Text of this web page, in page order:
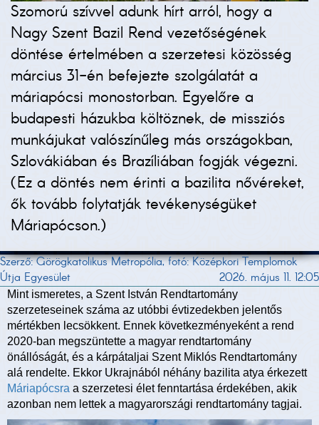
Szomorú szívvel adunk hírt arról, hogy a
Nagy Szent Bazil Rend vezetőségének
döntése értelmében a szerzetesi közösség
március 31-én befejezte szolgálatát a
máriapócsi monostorban. Egyelőre a
budapesti házukba költöznek, de missziós
munkájukat valószínűleg más országokban,
Szlovákiában és Brazíliában fogják végezni.
(Ez a döntés nem érinti a bazilita nővéreket,
ők tovább folytatják tevékenységüket
Máriapócson.)
Szerző: Görögkatolikus Metropólia, fotó: Középkori Templomok
Útja Egyesület
2026. május 11. 12:05
Mint ismeretes, a Szent István Rendtartomány
szerzeteseinek száma az utóbbi évtizedekben jelentős
mértékben lecsökkent. Ennek következményeként a rend
2020-ban megszüntette a magyar rendtartomány
önállóságát, és a kárpátaljai Szent Miklós Rendtartomány
alá rendelte. Ekkor Ukrajnából néhány bazilita atya érkezett
Máriapócsra a szerzetesi élet fenntartása érdekében, akik
azonban nem lettek a magyarországi rendtartomány tagjai.